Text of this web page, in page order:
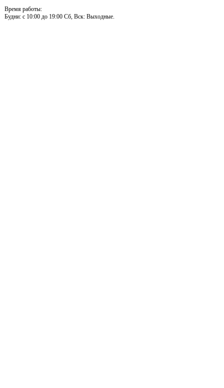
Время работы:
Будни: c 10:00 до 19:00 Сб, Вск: Выходные.